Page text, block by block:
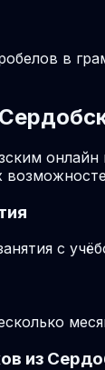
в
с
из